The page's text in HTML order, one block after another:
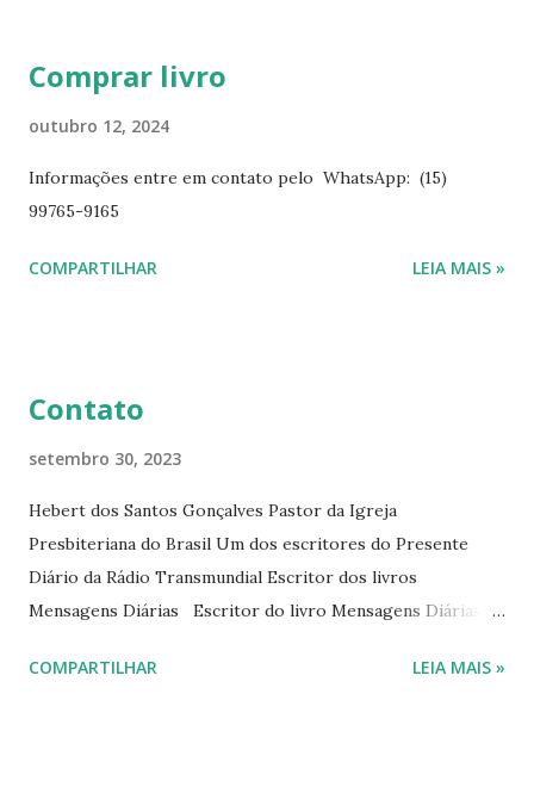
Mensagens Diárias 4 -
mensagens diárias traz uma meditação para cada dia do
ano. Passagens bíblicas, ilustrações, histórias
Diário da Rádio Trans mundial a mais de 15 anos. Escreveu o
Comprar livro
outubro 12, 2024
Informações entre em contato pelo WhatsApp: (15)
99765-9165
COMPARTILHAR LEIA MAIS »
Contato
setembro 30, 2023
Hebert dos Santos Gonçalves Pastor da Igreja
Presbiteriana do Brasil Um dos escritores do Presente
Diário da Rádio Transmundial Escritor dos livros
Mensagens Diárias Escritor do livro Mensagens Diárias da
livromensagensdiarias@gmail.com Whatsapp: (15) 99765-
COMPARTILHAR LEIA MAIS »